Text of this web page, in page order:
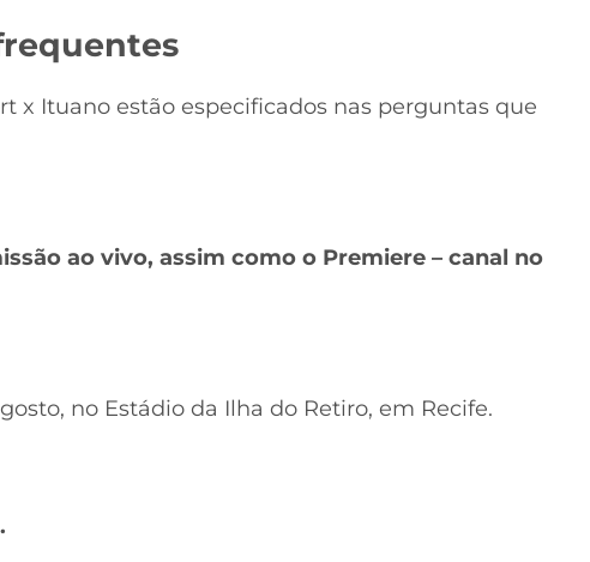
x Ituano estão especificados nas perguntas que
ao vivo, assim como o Premiere – canal no
no Estádio da Ilha do Retiro, em Recife.